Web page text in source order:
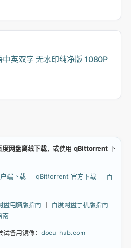
英双字 无水印纯净版 1080P
度网盘离线下载，或使用 qBittorrent 下
端下载 qBittorrent 官方下载
百
盘电脑版指南
百度网盘手机版指南
南
备用镜像： docu-hub.com